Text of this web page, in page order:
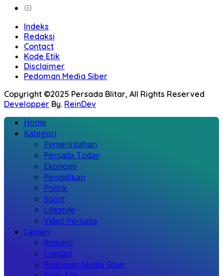
Indeks
Redaksi
Contact
Kode Etik
Disclaimer
Pedoman Media Siber
Copyright ©2025 Persada Blitar, All Rights Reserved
Developper By. ReinDev
Home
Kategori
Pemerintahan
Persada Today
Ekonomi
Pendidikan
Politik
Sport
Lifestyle
Video Persada
Laman
Redaksi
Contact
Pedoman Media Siber